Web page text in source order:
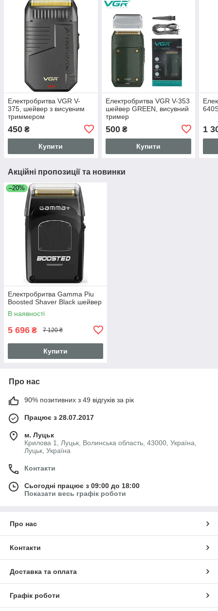
Електробритва VGR V-
375, шейвер з висувним
триммером
450 ₴
Купити
Електробритва VGR V-353
шейвер GREEN, висувний
тример
500₴
Купити
1
Акційні пропозиції та новинки
–20%
Електробритва Gamma Piu
Boosted Shaver Black шейвер
В наявності
5 696 ₴ 7 120 ₴
Купити
Про нас
90% позитивних з 49 відгуків за рік
Працює з 28.07.2017
м. Луцьк
Крилова 1, Луцьк, Волинська область, 43000, Україна,
Луцьк, Україна
Контакти
Сьогодні працює з 09:00 до 18:00
Показати весь графік роботи
Про нас
Контакти
Доставка та оплата
Графік роботи